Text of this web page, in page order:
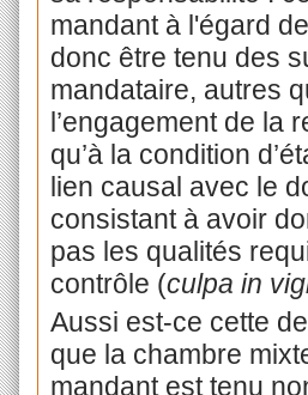
mandant à l'égard
donc être tenu des
mandataire, autres
l’engagement de la
qu’à la condition
lien causal avec le
consistant à avoir
pas les qualités
contrôle (culpa in
Aussi est-ce cette
que la chambre
mandant est tenu